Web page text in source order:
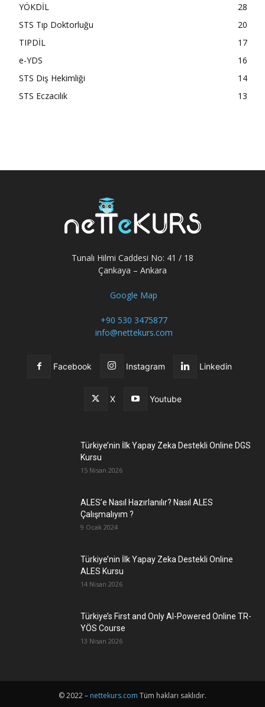
YÖKDİL
28
STS Tıp Doktorluğu
20
TIPDİL
17
e-YDS
16
STS Diş Hekimliği
14
STS Eczacılık
13
Tunalı Hilmi Caddesi No: 41 / 18
Çankaya – Ankara
Google Map
+90 530 3475877
info@nettekurs.com
Facebook Instagram Linkedin
X Youtube
Türkiye’nin İlk Yapay Zeka Destekli Online DGS
Kursu
15 Nisan 2026
ALES’e Nasıl Hazırlanılır? Nasıl ALES
Çalışmalıyım ?
9 Ocak 2024
Türkiye’nin İlk Yapay Zeka Destekli Online
ALES Kursu
14 Nisan 2026
Türkiye’s First and Only AI-Powered Online TR-
YÖS Course
13 Nisan 2026
© 2022 – nettekurs.com Tüm hakları saklıdır.